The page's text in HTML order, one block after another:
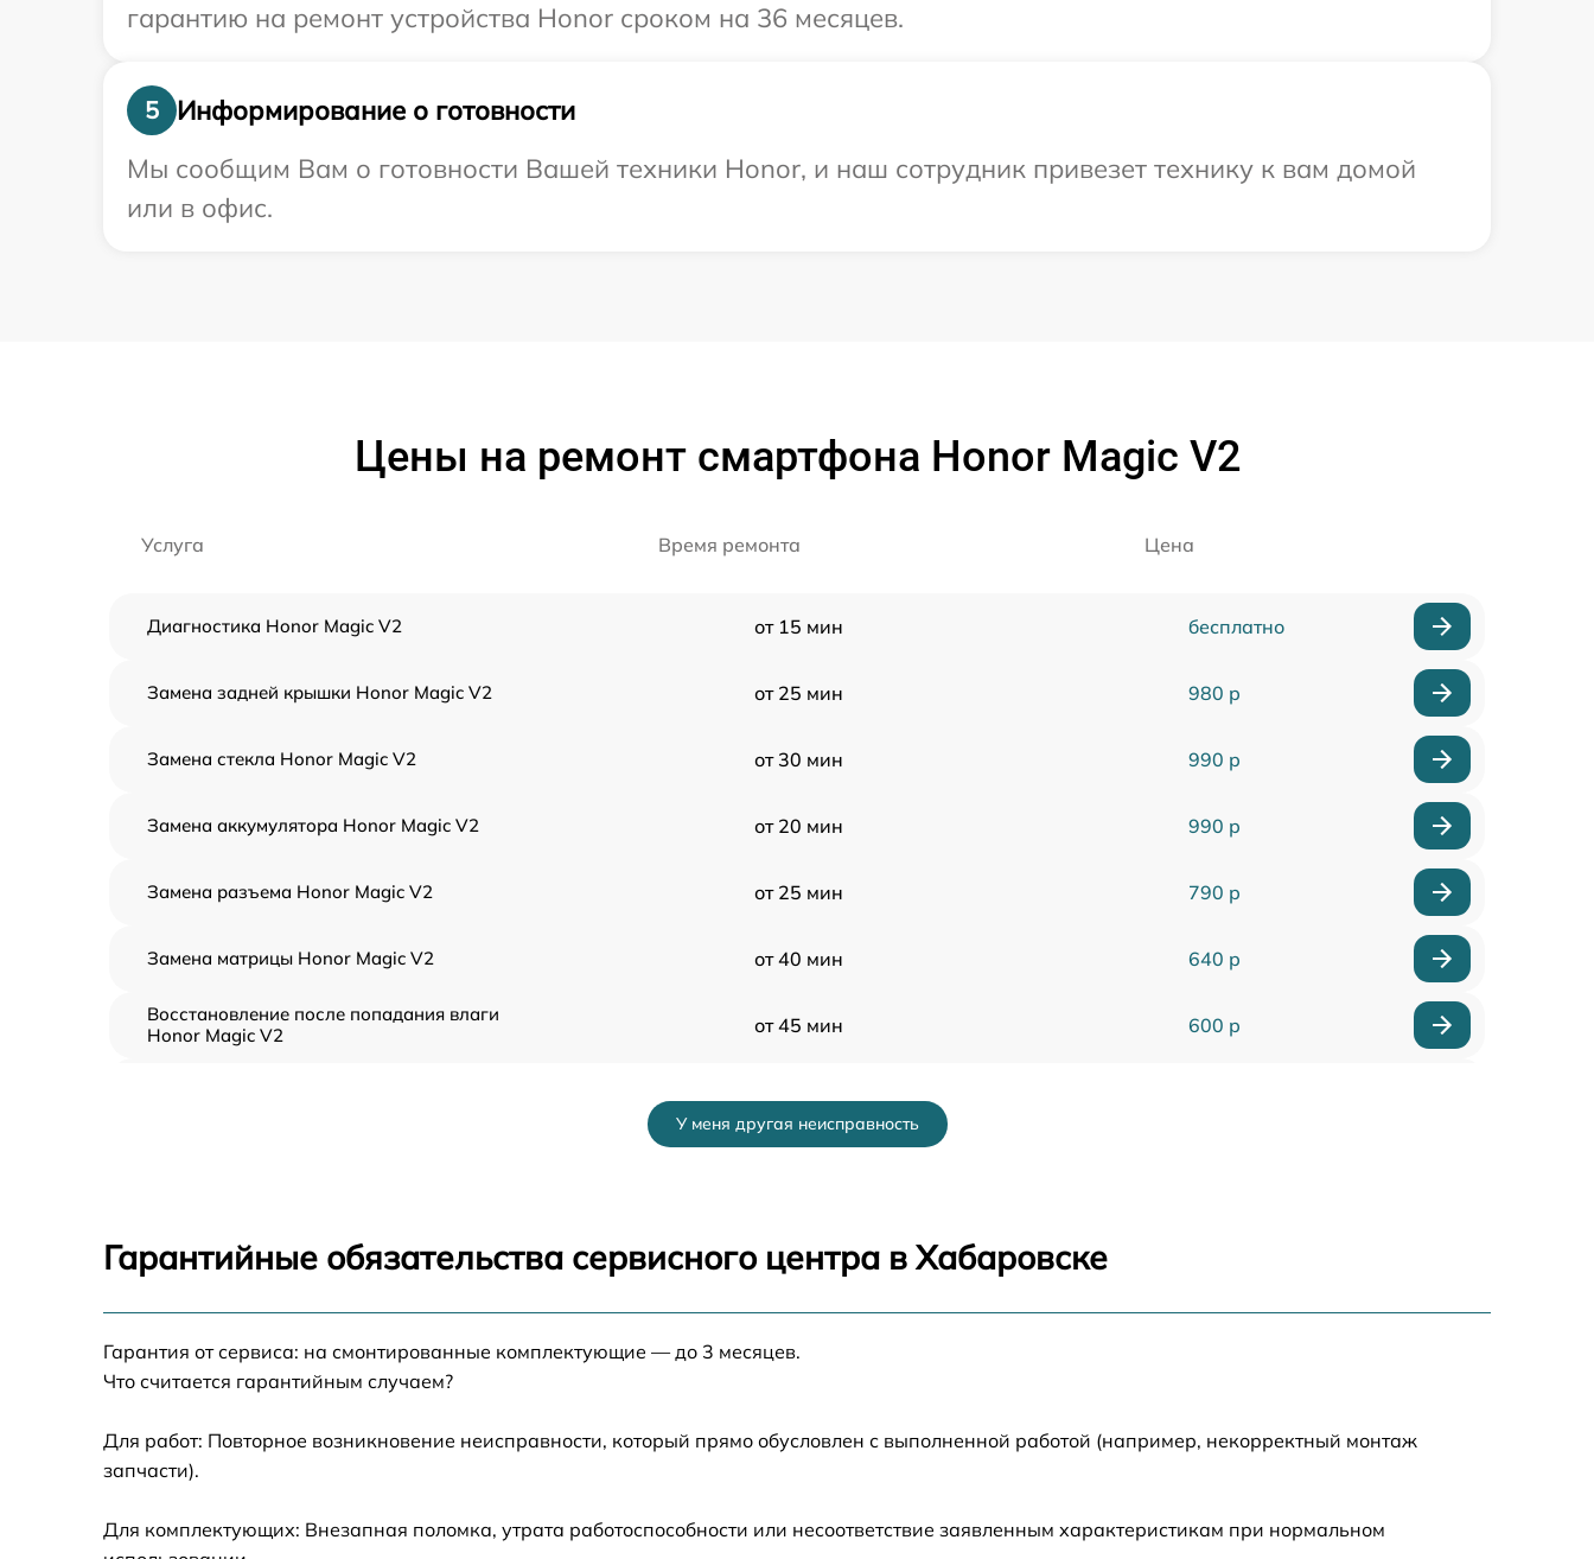
гарантию на ремонт устройства Honor сроком на 36 месяцев.
5
Информирование о готовности
Мы сообщим Вам о готовности Вашей техники Honor, и наш сотрудник привезет технику к вам домой
или в офис.
Цены на ремонт смартфона Honor Magic V2
Услуга Время ремонта Цена
Диагностика Honor Magic V2 от 15 мин бесплатно
Замена задней крышки Honor Magic V2 от 25 мин 980 р
Замена стекла Honor Magic V2 от 30 мин 990 р
Замена аккумулятора Honor Magic V2 от 20 мин 990 р
Замена разъема Honor Magic V2 от 25 мин 790 р
Замена матрицы Honor Magic V2 от 40 мин 640 р
Восстановление после попадания влаги
Honor Magic V2
от 45 мин 600 р
Замена стекла камеры Honor Magic V2 от 30 мин
У меня другая неисправность
Гарантийные обязательства сервисного центра в Хабаровске
Гарантия от сервиса: на смонтированные комплектующие — до 3 месяцев.
Что считается гарантийным случаем?
Для работ: Повторное возникновение неисправности, который прямо обусловлен с выполненной работой (например, некорректный монтаж
запчасти).
Для комплектующих: Внезапная поломка, утрата работоспособности или несоответствие заявленным характеристикам при нормальном